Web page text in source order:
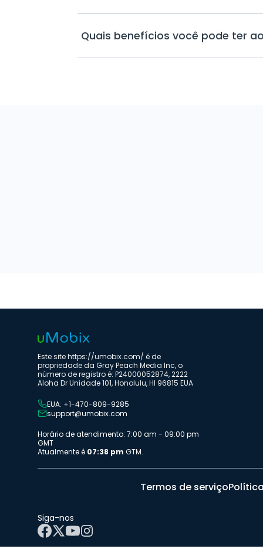
Quais benefícios você pode ter
Este site https://umobix.com/ é de
propriedade da Gray Peach Media Inc, o
número de registro é: P24000052874, 2222
Aloha Dr Unidade 101, Honolulu, HI 96815 EUA
EUA: +1-470-809-9285
support@umobix.com
Horário de atendimento: 7:00 am - 09:00 pm
GMT
Atualmente é 07:38 pm GTM.
Termos de serviço
Siga-nos